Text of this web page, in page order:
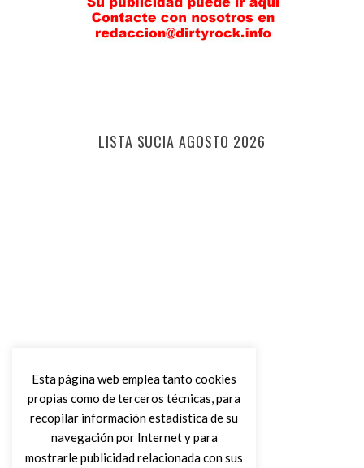
LISTA SUCIA AGOSTO 2026
Esta página web emplea tanto cookies
propias como de terceros técnicas, para
recopilar información estadística de su
navegación por Internet y para
mostrarle publicidad relacionada con sus